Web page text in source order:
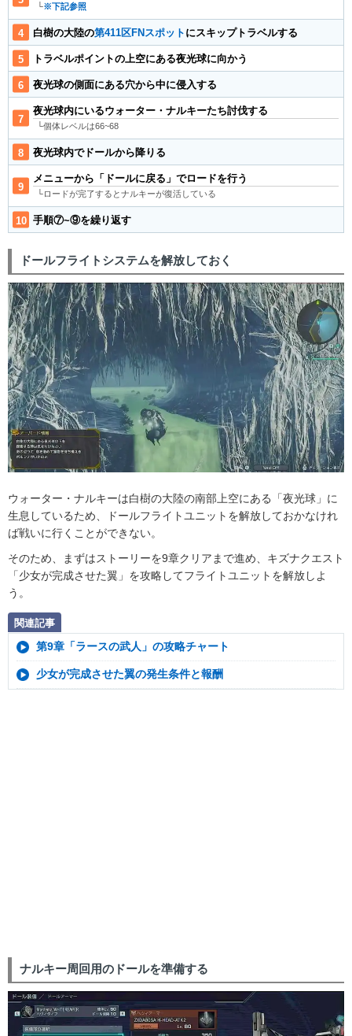
└※下記参照
白樹の大陸の第411区FNスポット にスキップトラベルする
トラベルポイントの上空にある夜光球に向かう
夜光球の側面にある穴から中に侵入する
夜光球内にいるウォーター・ナルキーたち討伐する
└個体レベルは66~68
夜光球内でドールから降りる
メニューから「ドールに戻る」でロードを行う
└ロードが完了するとナルキーが復活している
手順⑦~⑨を繰り返す
ドールフライトシステムを解放しておく
ウォーター・ナルキーは白樹の大陸の南部上空にある「夜光球」に
生息しているため、ドールフライトユニットを解放しておかなけれ
ば戦いに行くことができない。
そのため、まずはストーリーを9章クリアまで進め、キズナクエスト
「少女が完成させた翼」を攻略してフライトユニットを解放しよ
う。
関連記事
第9章「ラースの武人」の攻略チャート
少女が完成させた翼の発生条件と報酬
ナルキー周回用のドールを準備する